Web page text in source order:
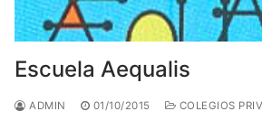
Escuela Aequalis
ADMIN 01/10/2015 COLEGIOS